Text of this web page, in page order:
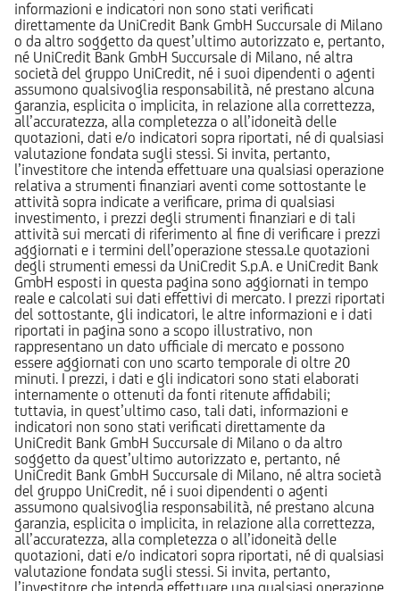
informazioni e indicatori non sono stati verificati
direttamente da UniCredit Bank GmbH Succursale di Milano
o da altro soggetto da quest’ultimo autorizzato e, pertanto,
né UniCredit Bank GmbH Succursale di Milano, né altra
società del gruppo UniCredit, né i suoi dipendenti o agenti
assumono qualsivoglia responsabilità, né prestano alcuna
garanzia, esplicita o implicita, in relazione alla correttezza,
all’accuratezza, alla completezza o all’idoneità delle
quotazioni, dati e/o indicatori sopra riportati, né di qualsiasi
valutazione fondata sugli stessi. Si invita, pertanto,
l’investitore che intenda effettuare una qualsiasi operazione
relativa a strumenti finanziari aventi come sottostante le
attività sopra indicate a verificare, prima di qualsiasi
investimento, i prezzi degli strumenti finanziari e di tali
attività sui mercati di riferimento al fine di verificare i prezzi
aggiornati e i termini dell’operazione stessa.Le quotazioni
degli strumenti emessi da UniCredit S.p.A. e UniCredit Bank
GmbH esposti in questa pagina sono aggiornati in tempo
reale e calcolati sui dati effettivi di mercato. I prezzi riportati
del sottostante, gli indicatori, le altre informazioni e i dati
riportati in pagina sono a scopo illustrativo, non
rappresentano un dato ufficiale di mercato e possono
essere aggiornati con uno scarto temporale di oltre 20
minuti. I prezzi, i dati e gli indicatori sono stati elaborati
internamente o ottenuti da fonti ritenute affidabili;
tuttavia, in quest’ultimo caso, tali dati, informazioni e
indicatori non sono stati verificati direttamente da
UniCredit Bank GmbH Succursale di Milano o da altro
soggetto da quest’ultimo autorizzato e, pertanto, né
UniCredit Bank GmbH Succursale di Milano, né altra società
del gruppo UniCredit, né i suoi dipendenti o agenti
assumono qualsivoglia responsabilità, né prestano alcuna
garanzia, esplicita o implicita, in relazione alla correttezza,
all’accuratezza, alla completezza o all’idoneità delle
quotazioni, dati e/o indicatori sopra riportati, né di qualsiasi
valutazione fondata sugli stessi. Si invita, pertanto,
l’investitore che intenda effettuare una qualsiasi operazione